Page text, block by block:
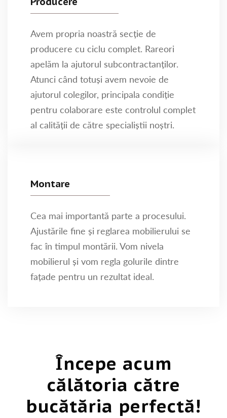
Avem propria noastră secție de
producere cu ciclu complet. Rareori
apelăm la ajutorul subcontractanților.
Atunci când totuși avem nevoie de
ajutorul colegilor, principala condiție
pentru colaborare este controlul complet
al calității de către specialiștii noștri.
Montare
Cea mai importantă parte a procesului.
Ajustările fine și reglarea mobilierului se
fac în timpul montării. Vom nivela
mobilierul și vom regla golurile dintre
fațade pentru un rezultat ideal.
Începe acum
călătoria către
bucătăria perfectă!